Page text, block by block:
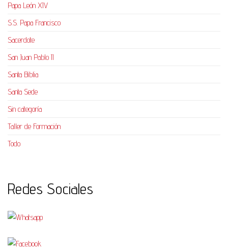
Papa León XIV
S.S. Papa Francisco
Sacerdote
San Juan Pablo II
Santa Biblia
Santa Sede
Sin categoría
Taller de Formación
Todo
Redes Sociales